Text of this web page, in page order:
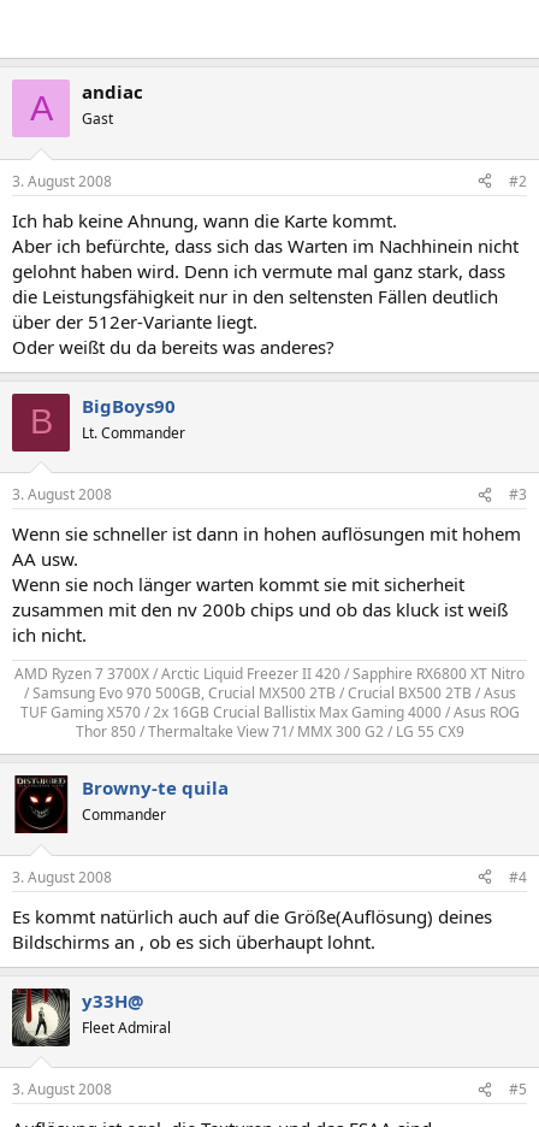
A andiac
Gast
3. August 2008 #2
Ich hab keine Ahnung, wann die Karte kommt.
Aber ich befürchte, dass sich das Warten im Nachhinein nicht
gelohnt haben wird. Denn ich vermute mal ganz stark, dass
die Leistungsfähigkeit nur in den seltensten Fällen deutlich
über der 512er-Variante liegt.
Oder weißt du da bereits was anderes?
B BigBoys90
Lt. Commander
3. August 2008 #3
Wenn sie schneller ist dann in hohen auflösungen mit hohem
AA usw.
Wenn sie noch länger warten kommt sie mit sicherheit
zusammen mit den nv 200b chips und ob das kluck ist weiß
ich nicht.
AMD Ryzen 7 3700X / Arctic Liquid Freezer II 420 / Sapphire RX6800 XT Nitro
/ Samsung Evo 970 500GB, Crucial MX500 2TB / Crucial BX500 2TB / Asus
TUF Gaming X570 / 2x 16GB Crucial Ballistix Max Gaming 4000 / Asus ROG
Thor 850 / Thermaltake View 71/ MMX 300 G2 / LG 55 CX9​
Browny-te quila
Commander
3. August 2008 #4
Es kommt natürlich auch auf die Größe(Auflösung) deines
Bildschirms an , ob es sich überhaupt lohnt.
y33H@
Fleet Admiral
3. August 2008 #5